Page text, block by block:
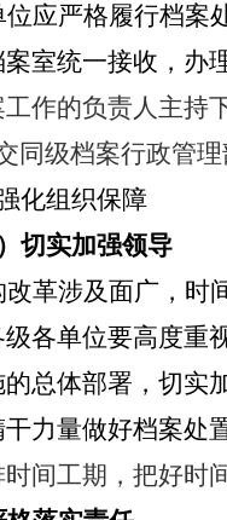
位应严格履行档案
室统一接收，办
作的负责人主持
同级档案行政管
化组织保障
）切实加强领导
改革涉及面广，时
各单位要高度重
总体部署，切实
力量做好档案处
间工期，把好时